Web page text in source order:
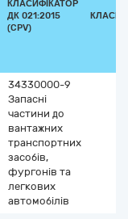
КЛАСИФІКАТОР
ДК 021:2015
(CPV)
34330000-9
Запасні
частини до
вантажних
транспортних
засобів,
фургонів та
легкових
автомобілів